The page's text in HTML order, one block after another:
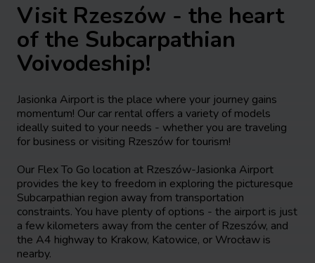
Visit Rzeszów - the heart
of the Subcarpathian
Voivodeship!
Jasionka Airport is the place where your journey gains
momentum! Our car rental offers a variety of models
ideally suited to your needs - whether you are traveling
for business or visiting Rzeszów for tourism!
Our Flex To Go location at Rzeszów-Jasionka Airport
provides the key to freedom in exploring the picturesque
Subcarpathian region away from transportation
constraints. You have plenty of options - the airport is just
a few kilometers away from the center of Rzeszów, and
the A4 highway to Krakow, Katowice, or Wrocław is
nearby.